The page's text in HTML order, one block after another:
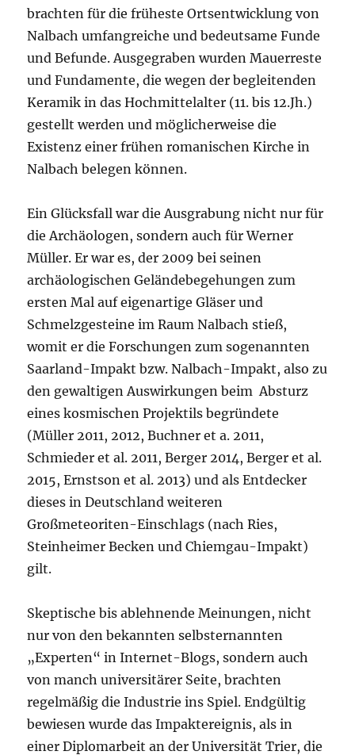
brachten für die früheste Ortsentwicklung von
Nalbach umfangreiche und bedeutsame Funde
und Befunde. Ausgegraben wurden Mauerreste
und Fundamente, die wegen der begleitenden
Keramik in das Hochmittelalter (11. bis 12.Jh.)
gestellt werden und möglicherweise die
Existenz einer frühen romanischen Kirche in
Nalbach belegen können.
Ein Glücksfall war die Ausgrabung nicht nur für
die Archäologen, sondern auch für Werner
Müller. Er war es, der 2009 bei seinen
archäologischen Geländebegehungen zum
ersten Mal auf eigenartige Gläser und
Schmelzgesteine im Raum Nalbach stieß,
womit er die Forschungen zum sogenannten
Saarland-Impakt bzw. Nalbach-Impakt, also zu
den gewaltigen Auswirkungen beim Absturz
eines kosmischen Projektils begründete
(Müller 2011, 2012, Buchner et a. 2011,
Schmieder et al. 2011, Berger 2014, Berger et al.
2015, Ernstson et al. 2013) und als Entdecker
dieses in Deutschland weiteren
Großmeteoriten-Einschlags (nach Ries,
Steinheimer Becken und Chiemgau-Impakt)
gilt.
Skeptische bis ablehnende Meinungen, nicht
nur von den bekannten selbsternannten
„Experten“ in Internet-Blogs, sondern auch
von manch universitärer Seite, brachten
regelmäßig die Industrie ins Spiel. Endgültig
bewiesen wurde das Impaktereignis, als in
einer Diplomarbeit an der Universität Trier, die